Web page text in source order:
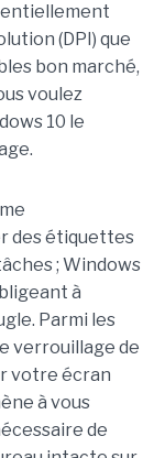
(DPI) que
bon marché,
voulez
10 le
des étiquettes
; Windows
à
Parmi les
verrouillage de
votre écran
à vous
de